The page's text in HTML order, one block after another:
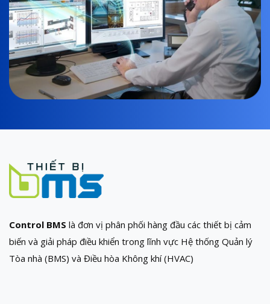
Control BMS là đơn vị phân phối hàng đầu các thiết bị cảm
biến và giải pháp điều khiển trong lĩnh vực Hệ thống Quản lý
Tòa nhà (BMS) và Điều hòa Không khí (HVAC)